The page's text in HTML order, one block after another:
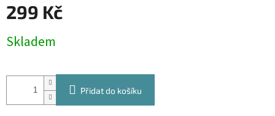
299 Kč
cena:
Skladem
Přidat do košíku